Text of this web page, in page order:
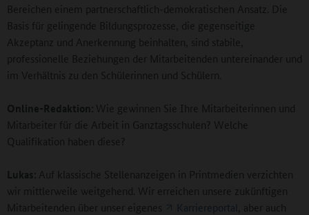
Bereichen einem partnerschaftlich-demokratischen Ansatz. Die
Basis für gelingende Bildungsprozesse, die gegenseitige
Akzeptanz und Anerkennung beinhalten, sind stabile,
professionelle Beziehungen der Mitarbeitenden untereinander und
im Verhältnis zu den Schülerinnen und Schülern.
Online-Redaktion: Wie gewinnen Sie Ihre Mitarbeiterinnen und
Mitarbeiter für die Arbeit in Ganztagsschulen? Welche
Qualifikation haben diese?
Lukas: Auf klassische Stellenanzeigen in Printmedien verzichten
wir mittlerweile weitgehend. Wir erreichen unsere zukünftigen
Mitarbeitenden über unser eigenes
Karriereportal
, aber auch